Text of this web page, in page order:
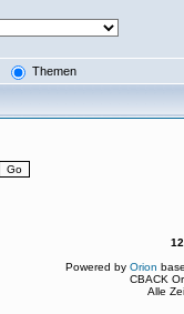
Themen
Powered by Orion
CBACK
Alle